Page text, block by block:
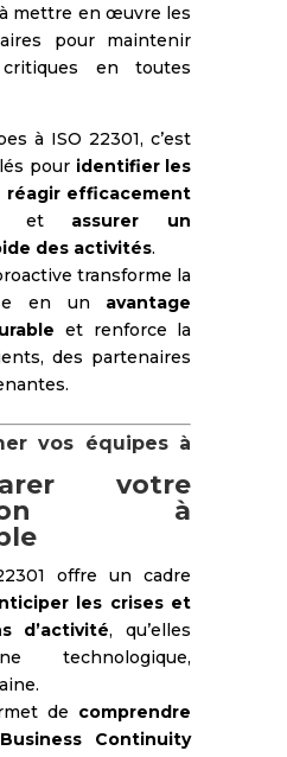
mettre en œuvre les
pour maintenir
en toutes
à ISO 22301, c’est
pour identifier les
réagir efficacement
assurer un
des activités.
transforme la
en un avantage
et renforce la
des partenaires
vos équipes à
votre
à
offre un cadre
les crises et
d’activité, qu’elles
technologique,
de comprendre
Continuity